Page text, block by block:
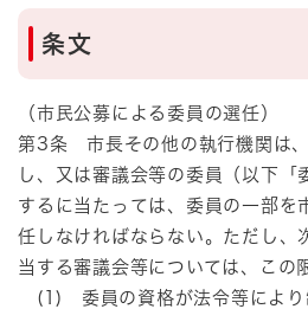
条文
（市民公募による委員の選任）
第3条 市長その他の執行機関は
し、又は審議会等の委員（以下「
するに当たっては、委員の一部を
任しなければならない。ただし、
当する審議会等については、この
(1) 委員の資格が法令等により